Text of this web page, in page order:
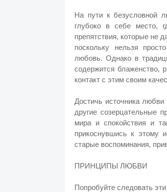
На пути к безусловной
глубоко в себе место,
препятствия, которые не
поскольку нельзя
любовь. Однако в
содержится блаженство,
контакт с этим своим
Достичь источника
другие созерцательные
мира и спокойствия и
прикоснувшись к этому
старые воспоминания,
ПРИНЦИПЫ ЛЮБВИ
Попробуйте следовать